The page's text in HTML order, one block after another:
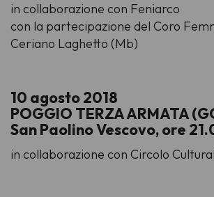
in collaborazione con Feniarco
con la partecipazione del Coro
Ceriano Laghetto (Mb)
10 agosto 2018
POGGIO TERZA ARMATA
San Paolino Vescovo, ore
in collaborazione con Circolo